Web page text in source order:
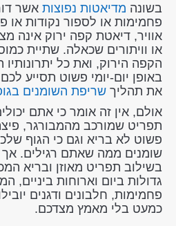
בשונה מדיאטות נפוצות אשר
פחמימות או לספור נקודות או
אוויר, דיאטת קפה ירוק אינה
או וויתורים שכאלה. שתיית
הקפה הירוק, ואת כל יתרונותיו
באופן יום-יומי פשוט תסייע
את תהליך שריפת השומנים
אולם, אין זה אומר כי אתם
תפריט שמורכב מהמבורגר,
פשוט לא בריא וגם כי הגוף
שומנים ממה שאתם רגילים. אך
בשילוב תפריט מאוזן ובריא
גדולות ביום וארוחות ביניים,
פחמימות, חלבונים ודגנים
כמעט בלי מאמץ מצדכם.